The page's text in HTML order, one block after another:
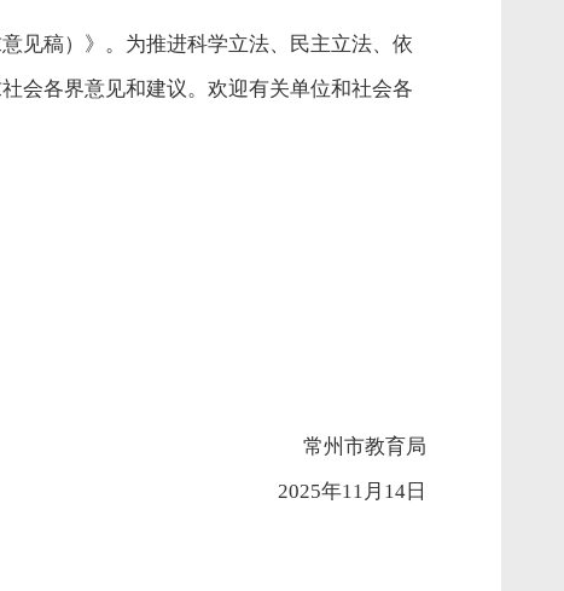
见稿）》。为推进科学立法、民主立法、依
会各界意见和建议。欢迎有关单位和社会各
常州市教育局
2025年11月14日